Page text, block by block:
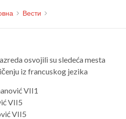
Вести
osvojili su sledeća mesta
iz francuskog jezika
VII1
VII5
VII5